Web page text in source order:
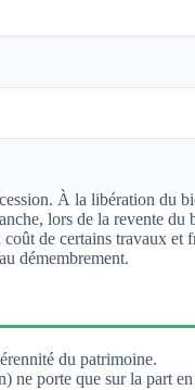
À la libération du
lors de la revente du
de certains travaux et
démembrement.
du patrimoine.
ne porte que sur la part